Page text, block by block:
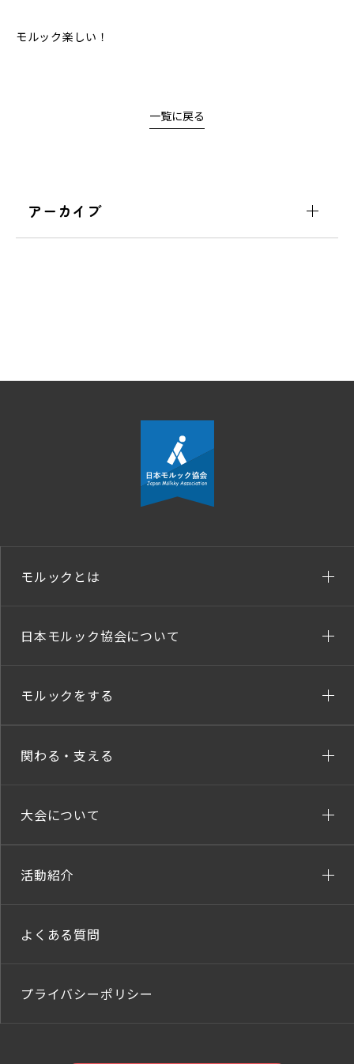
モルック楽しい！
一覧に戻る
アーカイブ
モルックとは
日本モルック協会について
モルックをする
関わる・支える
大会について
活動紹介
よくある質問
プライバシーポリシー